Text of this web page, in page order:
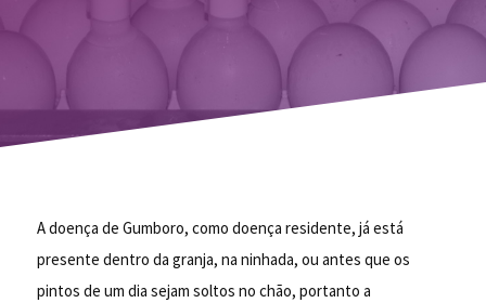
A doença de Gumboro, como doença residente, já está
presente dentro da granja, na ninhada, ou antes que os
pintos de um dia sejam soltos no chão, portanto a